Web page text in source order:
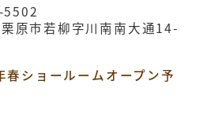
5502
原市若柳字川南南大通14-
春ショールームオープン予